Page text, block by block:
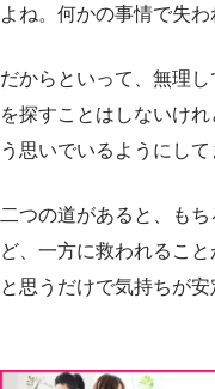
よね。何かの事情で失
だからといって、無理
を探すことはしないけ
う思いでいるようにして
二つの道があると、も
ど、一方に救われるこ
と思うだけで気持ちが安